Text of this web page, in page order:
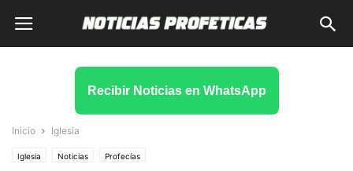
Recibir Noticias en WhatsApp
Inicio Iglesia
Iglesia Noticias Profecías